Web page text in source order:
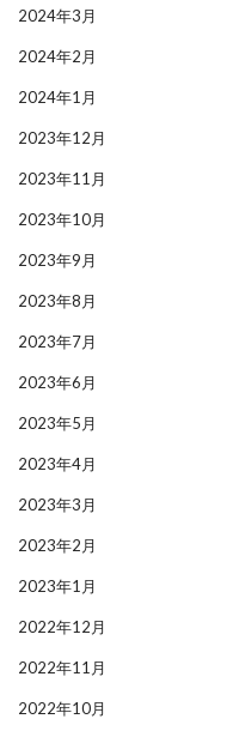
2024年3月
2024年2月
2024年1月
2023年12月
2023年11月
2023年10月
2023年9月
2023年8月
2023年7月
2023年6月
2023年5月
2023年4月
2023年3月
2023年2月
2023年1月
2022年12月
2022年11月
2022年10月